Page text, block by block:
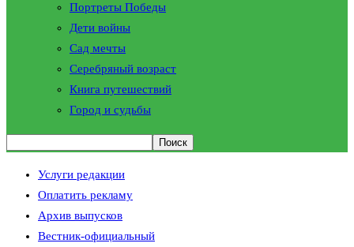
Портреты Победы
Дети войны
Сад мечты
Серебряный возраст
Книга путешествий
Город и судьбы
Услуги редакции
Оплатить рекламу
Архив выпусков
Вестник-официальный